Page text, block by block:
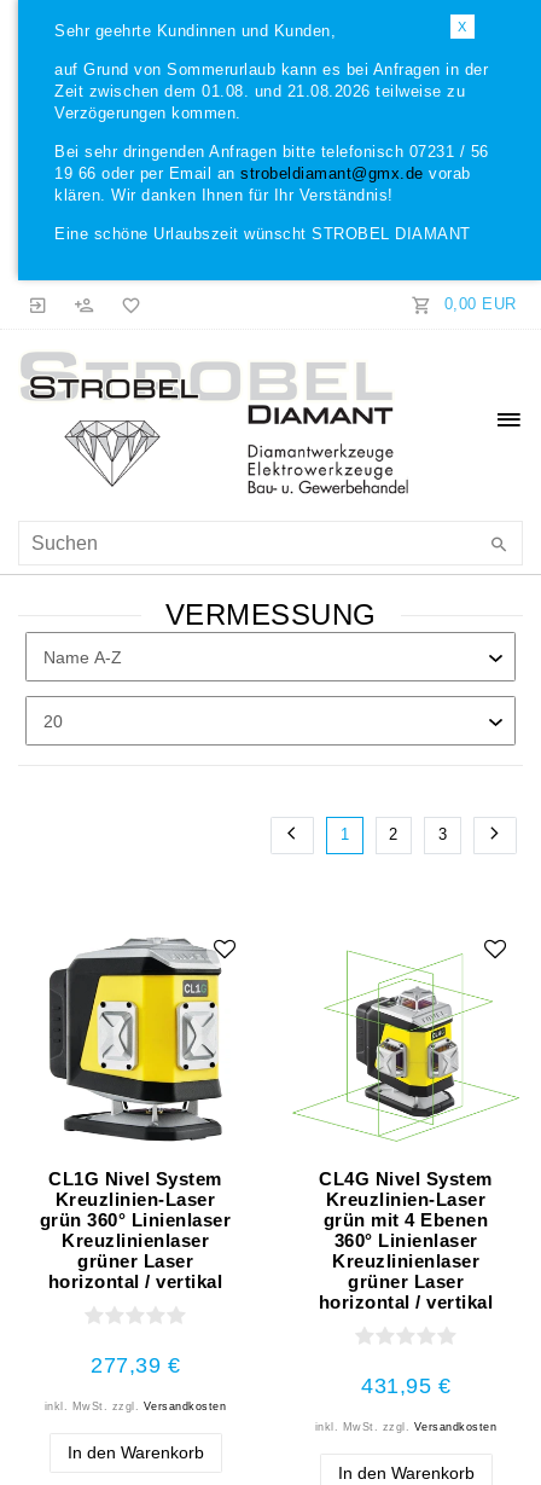
X
Sehr geehrte Kundinnen und Kunden,
auf Grund von Sommerurlaub kann es bei Anfragen in der
Zeit zwischen dem 01.08. und 21.08.2026 teilweise zu
Verzögerungen kommen.
Bei sehr dringenden Anfragen bitte telefonisch 07231 / 56
19 66 oder per Email an strobeldiamant@gmx.de vorab
klären. Wir danken Ihnen für Ihr Verständnis!
Eine schöne Urlaubszeit wünscht STROBEL DIAMANT
0,00 EUR
VERMESSUNG
1 2 3
CL1G Nivel System
Kreuzlinien-Laser
grün 360° Linienlaser
Kreuzlinienlaser
grüner Laser
horizontal / vertikal
277,39 €
inkl. MwSt. zzgl. Versandkosten
In den Warenkorb
CL4G Nivel System
Kreuzlinien-Laser
grün mit 4 Ebenen
360° Linienlaser
Kreuzlinienlaser
grüner Laser
horizontal / vertikal
431,95 €
inkl. MwSt. zzgl. Versandkosten
In den Warenkorb